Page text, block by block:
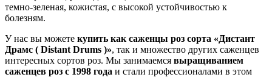
темно-зеленая, кожистая, с высокой устойчивостью к
болезням.
У нас вы можете купить как саженцы роз сорта «Дистант
Драмс ( Distant Drums )», так и множество других саженцев
интересных сортов роз. Мы занимаемся выращиванием
саженцев роз с 1998 года и стали профессионалами в этом